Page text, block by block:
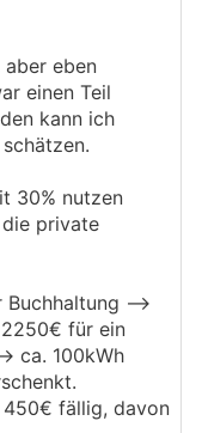
eben
einen Teil
kann ich
30% nutzen
private
-->
für ein
ca. 100kWh
450€ fällig, davon